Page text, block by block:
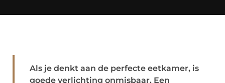
Als je denkt aan de perfecte eetkamer, is
goede verlichting onmisbaar. Een